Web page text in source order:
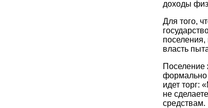
доходы
Для того,
власть
Поселение
формально
идет торг:
не
средствам.